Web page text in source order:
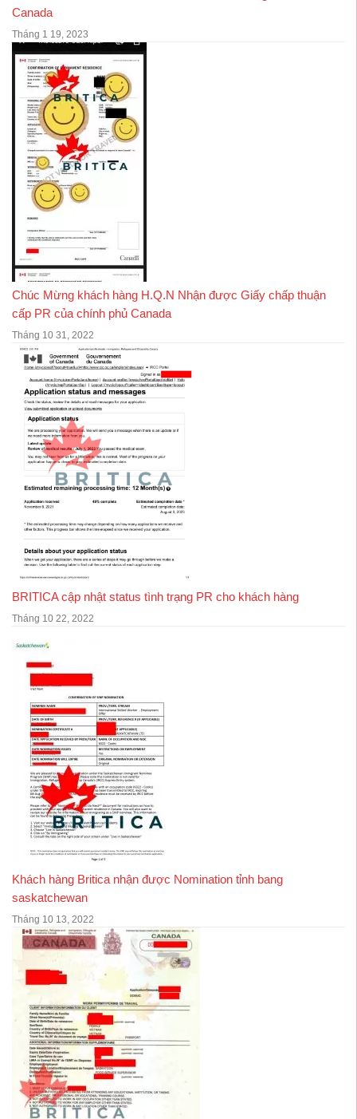
Canada
Tháng 1 19, 2023
Chúc Mừng khách hàng H.Q.N Nhận được Giấy chấp thuận
cấp PR của chính phủ Canada
Tháng 10 31, 2022
BRITICA cập nhật status tình trạng PR cho khách hàng
Tháng 10 22, 2022
Khách hàng Britica nhận được Nomination tỉnh bang
saskatchewan
Tháng 10 13, 2022